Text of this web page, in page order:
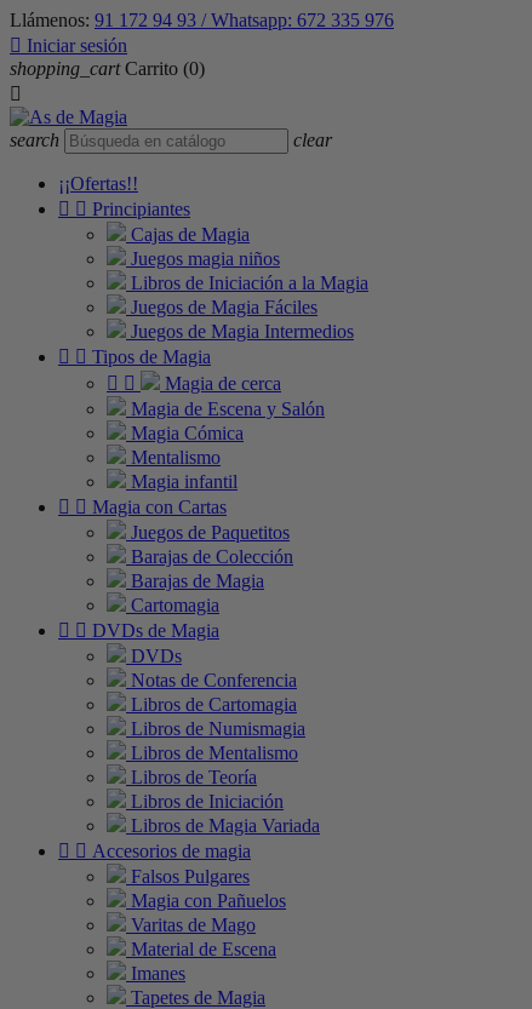
Llámenos: 91 172 94 93 / Whatsapp: 672 335 976
 Iniciar sesión
shopping_cart Carrito (0)

search clear
¡¡Ofertas!!
  Principiantes
Cajas de Magia
Juegos magia niños
Libros de Iniciación a la Magia
Juegos de Magia Fáciles
Juegos de Magia Intermedios
  Tipos de Magia
 
Magia de cerca
Magia de Escena y Salón
Magia Cómica
Mentalismo
Magia infantil
  Magia con Cartas
Juegos de Paquetitos
Barajas de Colección
Barajas de Magia
Cartomagia
  DVDs de Magia
DVDs
Notas de Conferencia
Libros de Cartomagia
Libros de Numismagia
Libros de Mentalismo
Libros de Teoría
Libros de Iniciación
Libros de Magia Variada
  Accesorios de magia
Falsos Pulgares
Magia con Pañuelos
Varitas de Mago
Material de Escena
Imanes
Tapetes de Magia